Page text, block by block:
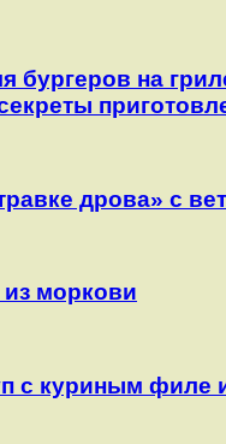
бургеров на
дрова» с
моркови
с куриным филе